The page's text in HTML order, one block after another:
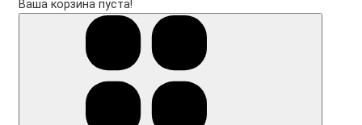
Ваша корзина пуста!